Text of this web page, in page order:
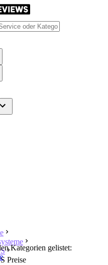
Preise
Kategorien gelistet: